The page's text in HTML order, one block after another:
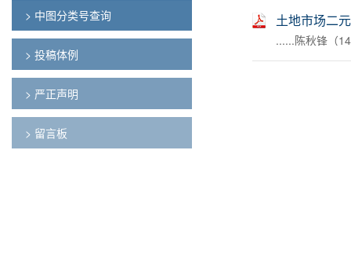
> 中图分类号查询
> 投稿体例
> 严正声明
> 留言板
土地市场二
......陈秋锋（